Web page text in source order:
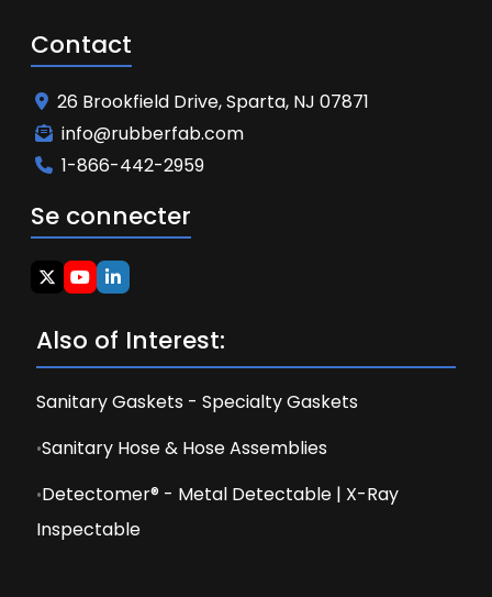
Contact
26 Brookfield Drive, Sparta, NJ 07871
info@rubberfab.com
1-866-442-2959
Se connecter
Also of Interest:
Sanitary Gaskets - Specialty Gaskets
Sanitary Hose & Hose Assemblies
Detectomer® - Metal Detectable | X-Ray
Inspectable